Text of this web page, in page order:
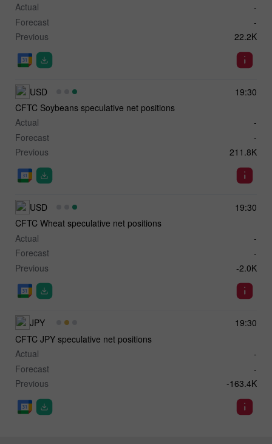
Actual
-
Forecast
-
Previous
22.2K
19:30
USD
CFTC Soybeans speculative net positions
Actual
-
Forecast
-
Previous
211.8K
19:30
USD
CFTC Wheat speculative net positions
Actual
-
Forecast
-
Previous
-2.0K
19:30
JPY
CFTC JPY speculative net positions
Actual
-
Forecast
-
Previous
-163.4K